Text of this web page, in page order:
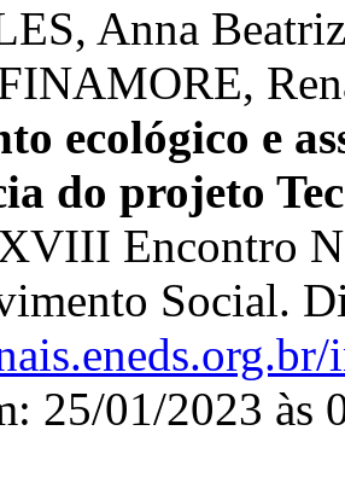
Anna
FINAMORE,
ecológico e
do projeto
Encontro
Social.
25/01/2023 às